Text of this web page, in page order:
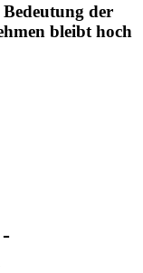
der
bleibt hoch